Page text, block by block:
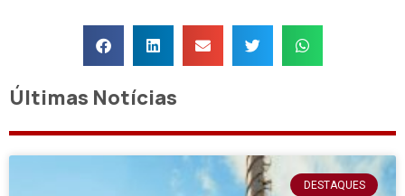
Últimas Notícias
DESTAQUES